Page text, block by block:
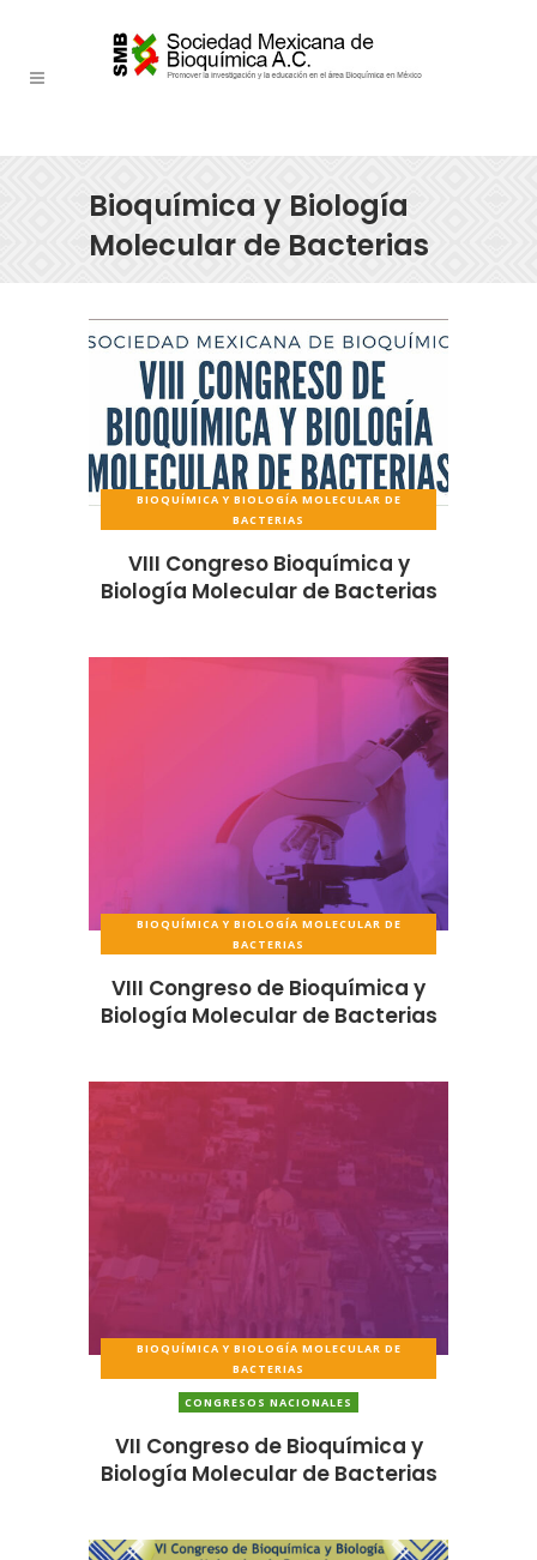
Bioquímica y Biología
Molecular de Bacterias
BIOQUÍMICA Y BIOLOGÍA MOLECULAR DE
BACTERIAS
VIII Congreso Bioquímica y
Biología Molecular de Bacterias
BIOQUÍMICA Y BIOLOGÍA MOLECULAR DE
BACTERIAS
VIII Congreso de Bioquímica y
Biología Molecular de Bacterias
BIOQUÍMICA Y BIOLOGÍA MOLECULAR DE
BACTERIAS
CONGRESOS NACIONALES
VII Congreso de Bioquímica y
Biología Molecular de Bacterias